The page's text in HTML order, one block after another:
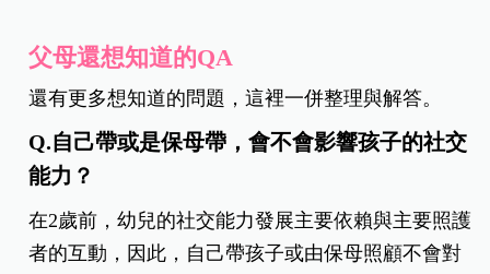
父母還想知道的QA
還有更多想知道的問題，這裡一併整理與解答。
Q.自己帶或是保母帶，會不會影響孩子的社交
能力？
在2歲前，幼兒的社交能力發展主要依賴與主要照護
者的互動，因此，自己帶孩子或由保母照顧不會對